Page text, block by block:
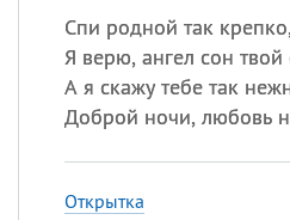
Спи родной так
Я верю, ангел сон твой
А я скажу тебе так
Доброй ночи, любовь
Открытка